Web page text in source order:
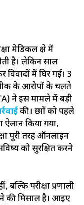
मेडिकल क्षेत्र में
है। लेकिन साल
विवादों में घिर गई। 3
के आरोपों के चलते
ने इस मामले में बड़ी
की। छात्रों को पहले
किया गया,
पूरी तरह ऑनलाइन
को सुरक्षित करने
बल्कि परीक्षा प्रणाली
की मिसाल है। आइए